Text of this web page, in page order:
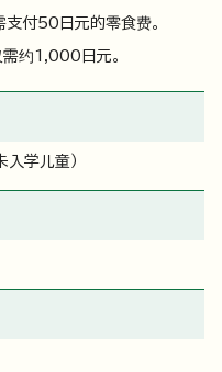
支付50日元的零食费。
需约1,000日元。
学儿童）